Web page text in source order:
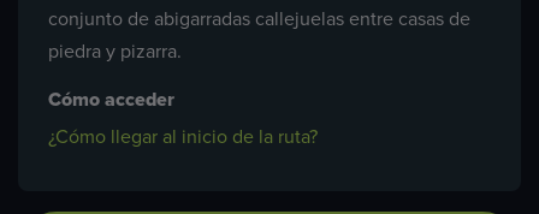
conjunto de abigarradas callejuelas entre casas de
piedra y pizarra.
Cómo acceder
¿Cómo llegar al inicio de la ruta?